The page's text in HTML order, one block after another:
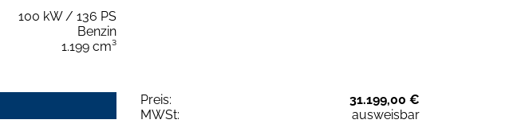
100 kW / 136 PS
Benzin
1.199 cm³
Preis:
31.199,00 €
MWSt:
ausweisbar